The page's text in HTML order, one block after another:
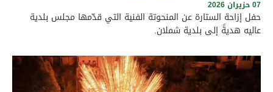
07 حزيران 2026
حفل إزاحة الستارة عن المنحوتة الفنية التي قدّمها مجلس بلدية
عاليه هديةً إلى بلدية شملان.